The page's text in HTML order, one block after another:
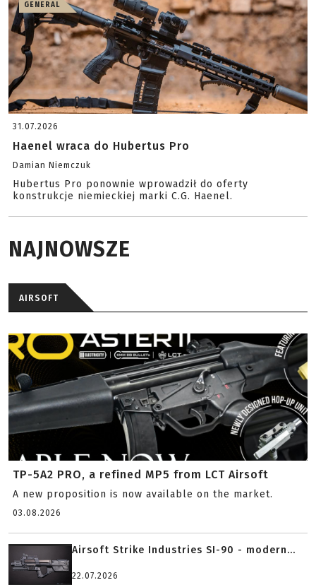
GENERAL
31.07.2026
Haenel wraca do Hubertus Pro
Damian Niemczuk
Hubertus Pro ponownie wprowadził do oferty
konstrukcje niemieckiej marki C.G. Haenel.
NAJNOWSZE
AIRSOFT
TP-5A2 PRO, a refined MP5 from LCT Airsoft
A new proposition is now available on the market.
03.08.2026
Airsoft Strike Industries SI-90 - modern...
22.07.2026